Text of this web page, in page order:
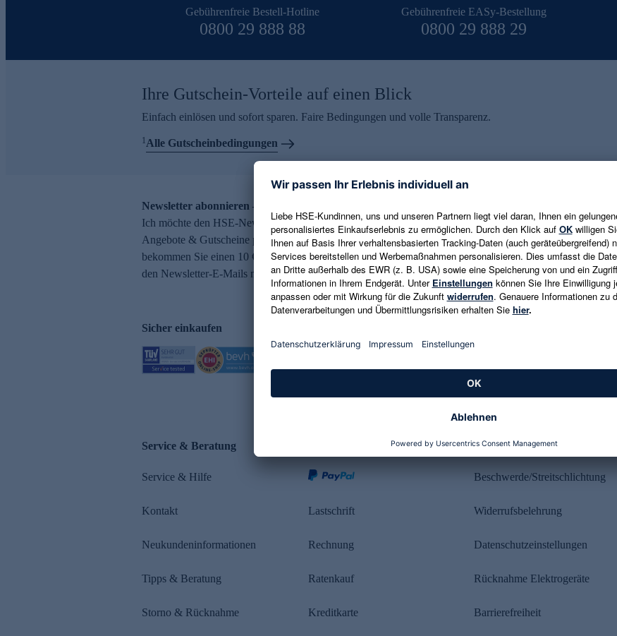
Gebührenfreie Bestell-Hotline
0800 29 888 88
Gebührenfreie EASy-Bestellung
0800 29 888 29
Ihre Gutschein-Vorteile auf einen Blick
Einfach einlösen und sofort sparen. Faire Bedingungen und volle Transparenz.
1Alle Gutscheinbedingungen
Newsletter abonnieren – 10 € Gutschein erhalten
Ich möchte den HSE-Newsletter abonnieren und aktuelle Trends,
Angebote & Gutscheine per E-Mail erhalten. Als Dankeschön
bekommen Sie einen 10 € Gutschein. Eine Abmeldung ist jederzeit in
den Newsletter-E-Mails möglich.
E-Mail-Adresse eingeben
Es gelten die Datenschutzrichtlinien
Sicher einkaufen
Service & Beratung
Service & Hilfe
Kontakt
Neukundeninformationen
Tipps & Beratung
Storno & Rücknahme
Lastschrift
Rechnung
Ratenkauf
Kreditkarte
Rechtliches
Beschwerde/Streitschlichtung
Widerrufsbelehrung
Datenschutzeinstellungen
Rücknahme Elektrogeräte
Barrierefreiheit